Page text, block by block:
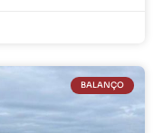
BALANÇO